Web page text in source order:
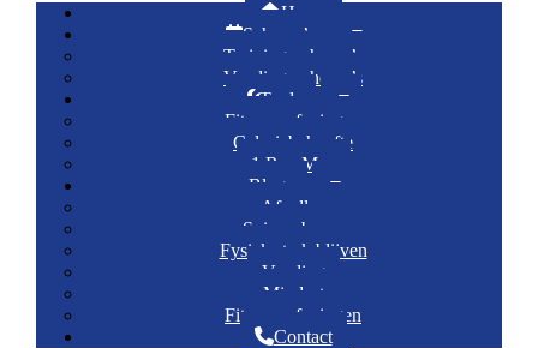
Home
Schema’s
Trainingsschema’s
Voedingsschema’s
Tools
Fitnessoefeningen
Caloriebehoefte
1 Rep Max
Blogs
Afvallen
Spieropbouw
Fysiek sterk blijven
Voeding
Mindset
Fitnessoefeningen
Contact